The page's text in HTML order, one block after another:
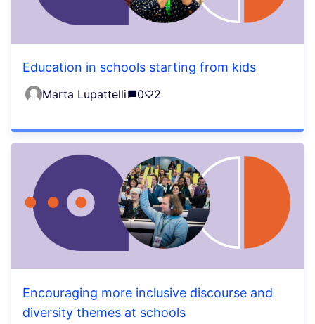
Education in schools starting from kids
Marta Lupattelli 0 2
Encouraging more inclusive discourse and
diversity themes at schools